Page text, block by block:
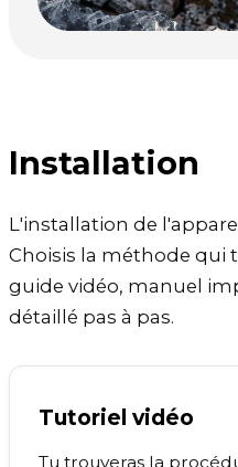
Installation
L'installation de
Choisis la méthode qui
guide vidéo, manuel
détaillé pas à pas.
Tutoriel vidéo
Tu trouveras la